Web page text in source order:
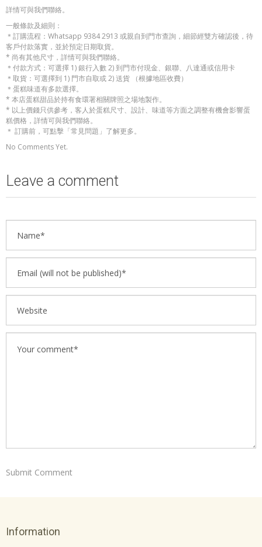
詳情可與我們聯絡。
一般條款及細則：
＊訂購流程：Whatsapp 9384 2913 或親自到門市查詢，細節經雙方確認後，待
客戶付款落實，並於預定日期取貨。
* 尚有其他尺寸，詳情可與我們聯絡。
＊付款方式：可選擇 1) 銀行入數 2) 到門市付現金、銀聯、八達通或信用卡
＊取貨：可選擇到 1) 門市自取或 2) 送貨 （根據地區收費）
＊蛋糕味道有多款選擇。
* 本店蛋糕甜品於持有食環署相關牌照之場地製作。
* 以上價錢只供參考，客人於蛋糕尺寸、設計、味道等方面之調整有機會影響蛋
糕價格，詳情可與我們聯絡。
＊ 訂購前，可點擊「常見問題」了解更多。
No Comments Yet.
Leave a comment
Information